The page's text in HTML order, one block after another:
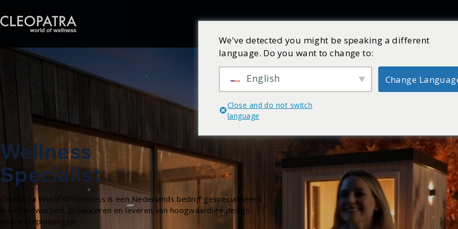
ProductenInspiratieCatalogusServiceShop
Wellness
Specialist
Cleopatra World of Wellness is een Nederlands bedrijf gespecialiseerd
in het ontwerpen, produceren en leveren van hoogwaardige design
wellnessoplossingen.
We've detected you might be speaking a different
language. Do you want to change to:
English Change
Close and do not switch
language